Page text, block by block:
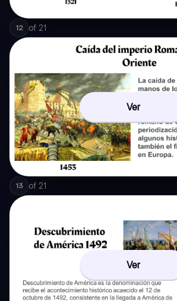
12 of 21
Ver
13 of 21
Ver